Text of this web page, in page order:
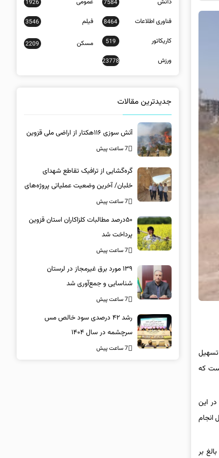
که
مترمربع، از املاک در این
حال انجام
بر
7584
1926
فناوری اطلاعات 8464 فیلم 3546
کاریکاتور 519 مسکن 2209
ورزش 23778
جدیدترین مقالات
آتش سوزی ۱۱۶هکتار از اراضی ملی قزوین
7 ساعت پیش
گره‌گشایی از ترافیک تقاطع شهدای
خلبان/ آخرین وضعیت عملیاتی پروژه‌های
زیرساختی در کرمان
7 ساعت پیش
۵۰درصد مطالبات کلزاکاران استان قزوین
پرداخت شد
7 ساعت پیش
۱۳۹ مورد برق غیرمجاز در لرستان
شناسایی و جمع‌آوری شد
7 ساعت پیش
رشد ۴۲ درصدی سود خالص مس
سرچشمه در سال ۱۴۰۴
7 ساعت پیش